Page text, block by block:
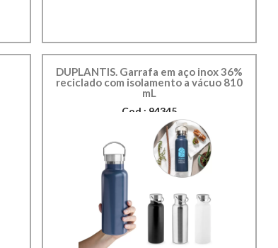
DUPLANTIS. Garrafa em aço inox 36%
reciclado com isolamento a vácuo 810
mL
Cod.: 94345